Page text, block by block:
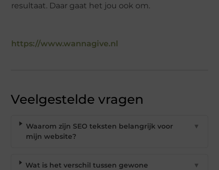
resultaat. Daar gaat het jou ook om.
https://www.wannagive.nl
Veelgestelde vragen
Waarom zijn SEO teksten belangrijk voor
mijn website?
▼
Wat is het verschil tussen gewone
▼